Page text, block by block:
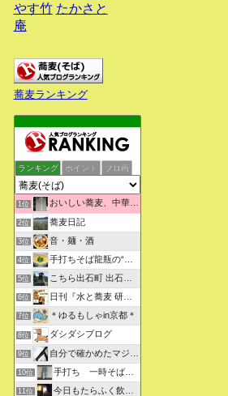
やす竹 たかさと
庵
蕎麦ランキング
ランキング ポイント ブロ画
1位 おいしい蕎麦、中華そばを求めて彷徨うブログ
2位 蕎麦日記
3位 音・麺・酒
4位 手打ちそば龍瓶の“いつも心に太陽を”
5位 こちら出石町 出石そばの「田中屋食品製造部」
6位 日刊『水と蕎麦 研究図鑑』
7位 ＊ゆるもしゃin京都＊
8位 ダシダシブログ
9位 自分で確かめたマジな近現代史・グルメな蕎麦・キレイなお花さん
10位 手打ち 一時そば (店主の軟式ホームページ）
11位 今日もたらふく飲んで食べた -湖月四代目嫁日記-